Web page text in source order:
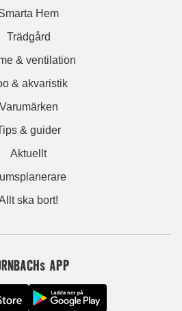
Hem
Trädgård
& ventilation
& akvaristik
Varumärken
& guider
Aktuellt
ska bort!
APP